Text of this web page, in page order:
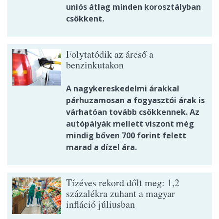
uniós átlag minden korosztályban
csökkent.
Folytatódik az áreső a
benzinkutakon
A nagykereskedelmi árakkal
párhuzamosan a fogyasztói árak is
várhatóan tovább csökkennek. Az
autópályák mellett viszont még
mindig bőven 700 forint felett
marad a dízel ára.
Tízéves rekord dőlt meg: 1,2
százalékra zuhant a magyar
infláció júliusban